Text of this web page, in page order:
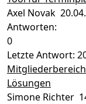
Axel Novak
Antworten:
0
Letzte Antwort:
Lösungen
Simone Richter